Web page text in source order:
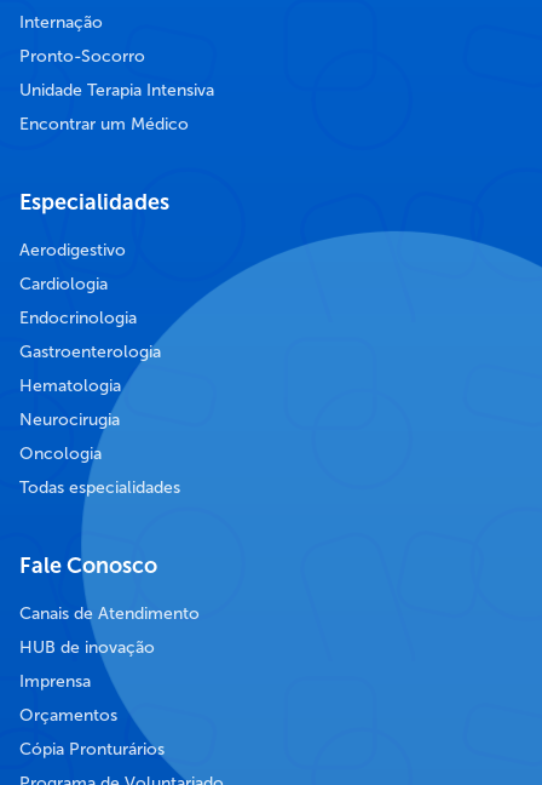
Internação
Pronto-Socorro
Unidade Terapia Intensiva
Encontrar um Médico
Especialidades
Aerodigestivo
Cardiologia
Endocrinologia
Gastroenterologia
Hematologia
Neurocirugia
Oncologia
Todas especialidades
Fale Conosco
Canais de Atendimento
HUB de inovação
Imprensa
Orçamentos
Cópia Pronturários